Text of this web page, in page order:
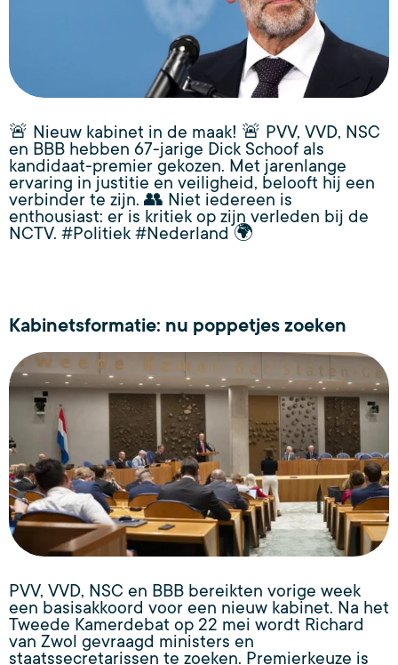
🚨 Nieuw kabinet in de maak! 🚨 PVV, VVD, NSC
en BBB hebben 67-jarige Dick Schoof als
kandidaat-premier gekozen. Met jarenlange
ervaring in justitie en veiligheid, belooft hij een
verbinder te zijn. 👥 Niet iedereen is
enthousiast: er is kritiek op zijn verleden bij de
NCTV. #Politiek #Nederland 🌍
Kabinetsformatie: nu poppetjes zoeken
PVV, VVD, NSC en BBB bereikten vorige week
een basisakkoord voor een nieuw kabinet. Na het
Tweede Kamerdebat op 22 mei wordt Richard
van Zwol gevraagd ministers en
staatssecretarissen te zoeken. Premierkeuze is